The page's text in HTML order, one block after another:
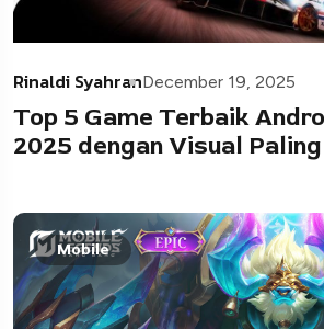
Rinaldi SyahranDecember 19, 2025
Top 5 Game Terbaik
2025 dengan Visual
Mobile